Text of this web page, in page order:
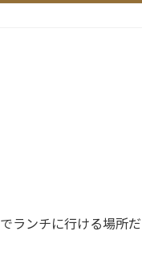
ランチに行ける場所だ